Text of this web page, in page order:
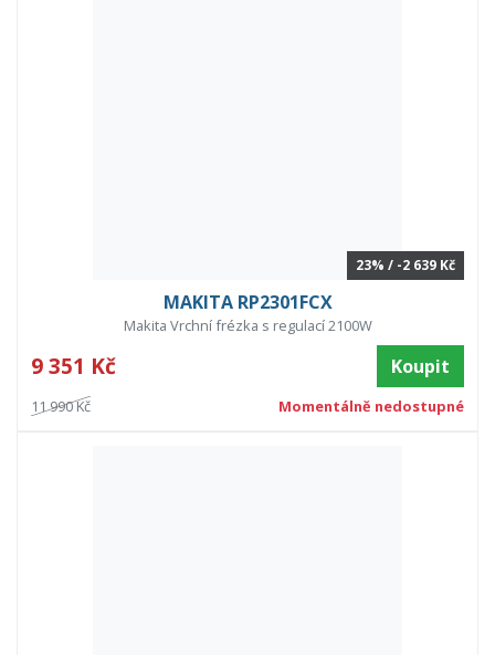
23% / -2 639 Kč
MAKITA RP2301FCX
Makita Vrchní frézka s regulací 2100W
9 351 Kč Koupit
11 990 Kč Momentálně nedostupné